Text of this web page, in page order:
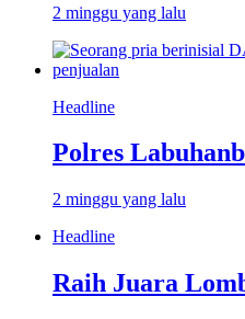
2 minggu yang lalu
Headline
Polres
2 minggu yang lalu
Headline
Raih Juara